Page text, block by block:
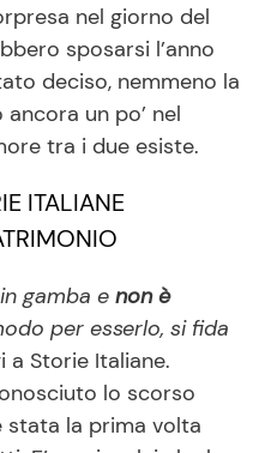
nel giorno del
sposarsi l’anno
deciso, nemmeno la
un po’ nel
tra i due esiste.
ITALIANE
gamba e non è
per esserlo, si fida
Storie Italiane.
lo scorso
stata la prima volta